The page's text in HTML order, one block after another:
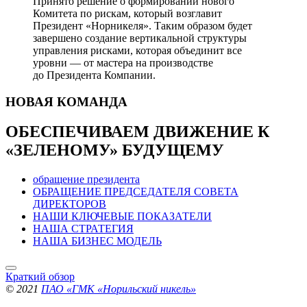
Комитета по рискам, который возглавит
Президент «Норникеля». Таким образом будет
завершено создание вертикальной структуры
управления рисками, которая объединит все
уровни — от мастера на производстве
до Президента Компании.
НОВАЯ КОМАНДА
ОБЕСПЕЧИВАЕМ ДВИЖЕНИЕ К
«ЗЕЛЕНОМУ» БУДУЩЕМУ
обращение президента
ОБРАЩЕНИЕ ПРЕДСЕДАТЕЛЯ СОВЕТА
ДИРЕКТОРОВ
НАШИ КЛЮЧЕВЫЕ ПОКАЗАТЕЛИ
НАША СТРАТЕГИЯ
НАША БИЗНЕС МОДЕЛЬ
Краткий обзор
© 2021 ПАО «ГМК «Норильский никель»